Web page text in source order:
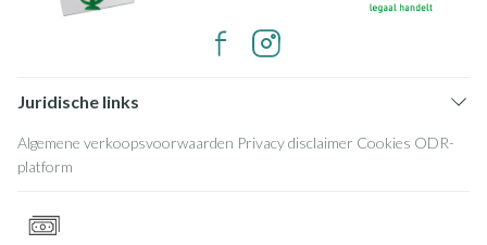
Juridische links
Algemene verkoopsvoorwaarden Privacy disclaimer Cookies ODR-
platform